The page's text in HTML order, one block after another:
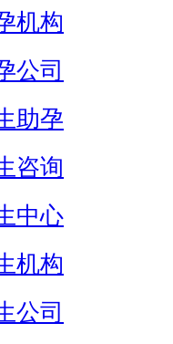
机构
公司
助孕
咨询
中心
机构
公司